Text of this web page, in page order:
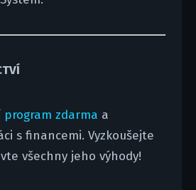
program zdarma a
s financemi. Vyzkoušejte
všechny jeho výhody!